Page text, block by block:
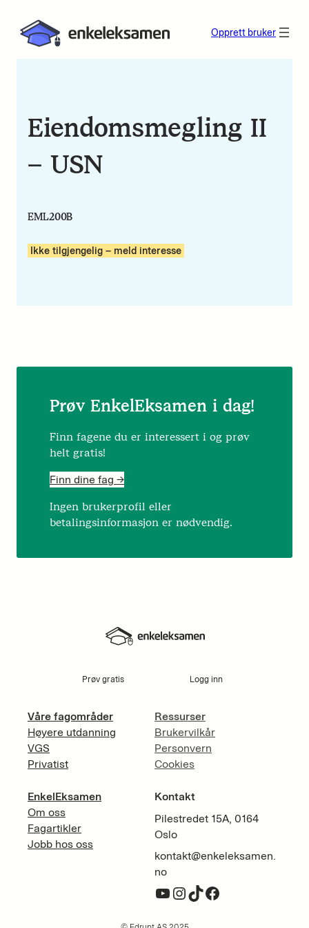
Opprett bruker
Eiendomsmegling II
– USN
EML200B
Ikke tilgjengelig – meld interesse
Prøv EnkelEksamen i dag!
Finn fagene du er interessert i og prøv
helt gratis!
Finn dine fag ->
Ingen brukerprofil eller
betalingsinformasjon er nødvendig.
Prøv gratis Logg inn
Våre fagområder
Høyere utdanning
VGS
Privatist
EnkelEksamen
Om oss
Fagartikler
Jobb hos oss
Ressurser
Brukervilkår
Personvern
Cookies
Kontakt
Pilestredet 15A, 0164
Oslo
kontakt@enkeleksamen.
no
YouTube InstagramTikTok Facebook